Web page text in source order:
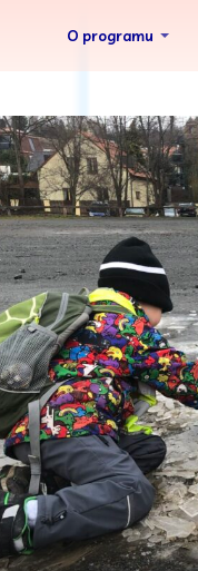
O programu